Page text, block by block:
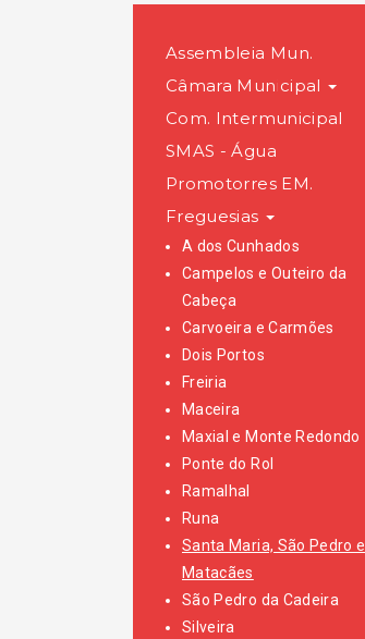
Assembleia Mun.
Câmara Municipal
Com. Intermunicipal
SMAS - Água
Promotorres EM.
Freguesias
A dos Cunhados
Campelos e Outeiro da
Cabeça
Carvoeira e Carmões
Dois Portos
Freiria
Maceira
Maxial e Monte Redondo
Ponte do Rol
Ramalhal
Runa
Santa Maria, São Pedro e
Matacães
São Pedro da Cadeira
Silveira